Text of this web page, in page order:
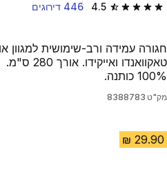
4.5 4.5 out of 5 stars from 446 reviews 446 דירוגים
חגורה עמידה ורב-שימושית למגוון
טאקוואנדו ואייקידו. אורך 280 ס"מ.
100% כותנה.
מק"ט 8388783